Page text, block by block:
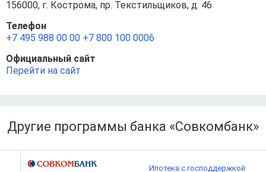
156000, г. Кострома, пр. Текстильщиков, д. 46
Телефон
+7 495 988 00 00 +7 800 100 0006
Официальный сайт
Перейти на сайт
Другие программы банка «Совкомбанк»
Ипотека с господдержкой